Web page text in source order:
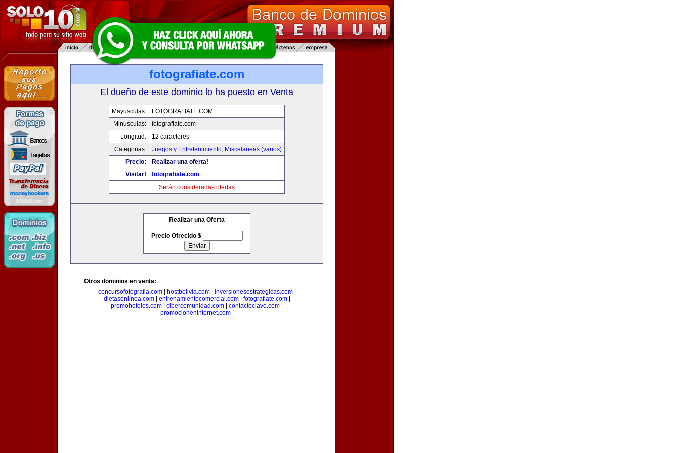
fotografiate.com
El dueño de este dominio lo ha puesto en Venta
Mayusculas:
FOTOGRAFIATE.COM
Minusculas:
fotografiate.com
Longitud:
12 caracteres
Categorias:
Juegos y Entretenimiento, Miscelaneas (varios)
Precio:
Realizar una oferta!
Visitar!
fotografiate.com
Serán consideradas ofertas
Realizar una Oferta
Precio Ofrecido $
Otros dominios en venta:
concursofotografia.com| hostbolivia.com| inversionesestrategicas.com|
dietasenlinea.com| entrenamientocomercial.com| fotografiate.com|
promohoteles.com
cibercomunidad.com contactoclave.com
promocioneninternet.com|